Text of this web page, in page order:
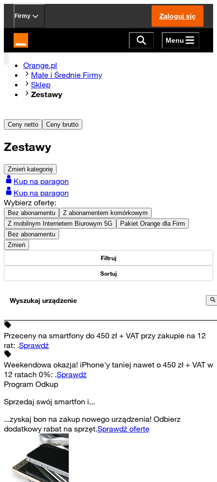
Firmy Zaloguj się
Strona główna Orange.pl Menu
Orange.pl
Małe i Średnie Firmy
Sklep
Zestawy
Ceny netto Ceny brutto
Zestawy
Zmień kategorię
Kup na paragon
Kup na paragon
Wybierz ofertę:
Bez abonamentu
Z abonamentem komórkowym
Z mobilnym Internetem Biurowym 5G
Pakiet Orange dla Firm
Bez abonamentu
Zmień
Filtruj
Sortuj
Wyszukaj urządzenie
Przeceny na smartfony do 450 zł + VAT przy zakupie na 12
rat: .Sprawdź
Weekendowa okazja! iPhone'y taniej nawet o 450 zł + VAT w
12 ratach 0%: .Sprawdź
Program Odkup
Sprzedaj swój smartfon i...
...zyskaj bon na zakup nowego urządzenia! Odbierz
dodatkowy rabat na sprzęt.Sprawdź ofertę